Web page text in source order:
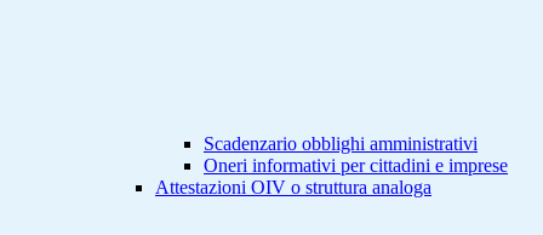
Scadenzario obblighi amministrativi
Oneri informativi per cittadini e imprese
Attestazioni OIV o struttura analoga